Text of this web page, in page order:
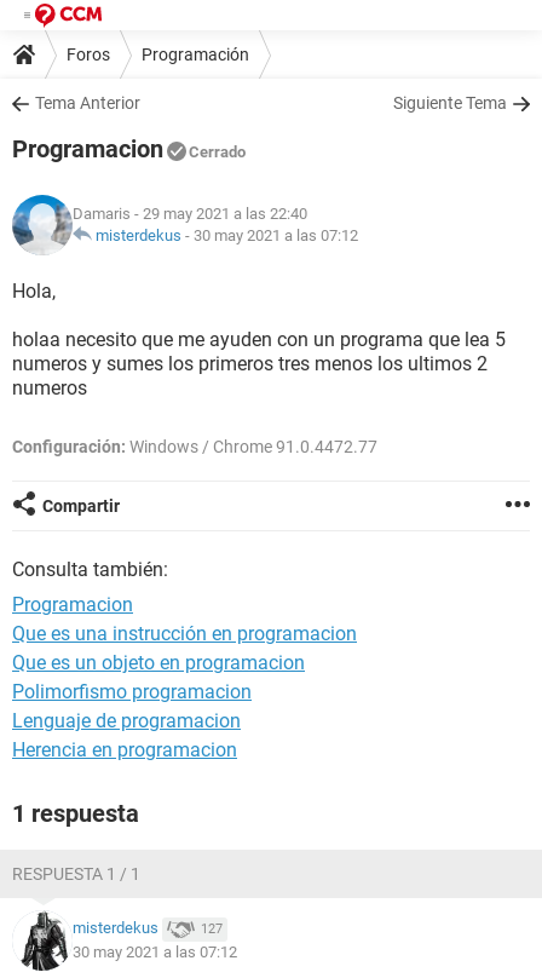
Foros Programación
Tema Anterior Siguiente Tema
Programacion Cerrado
Damaris - 29 may 2021 a las 22:40
misterdekus - 30 may 2021 a las 07:12
Hola,
holaa necesito que me ayuden con un programa que lea 5
numeros y sumes los primeros tres menos los ultimos 2
numeros
Configuración: Windows / Chrome 91.0.4472.77
Compartir
Consulta también:
Programacion
Que es una instrucción en programacion
Que es un objeto en programacion
Polimorfismo programacion
Lenguaje de programacion
Herencia en programacion
1 respuesta
RESPUESTA 1 / 1
misterdekus 127
30 may 2021 a las 07:12